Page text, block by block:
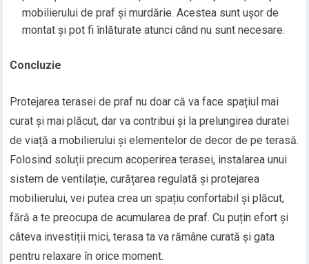
mobilierului de praf și murdărie. Acestea sunt ușor de
montat și pot fi înlăturate atunci când nu sunt necesare.
Concluzie
Protejarea terasei de praf nu doar că va face spațiul mai
curat și mai plăcut, dar va contribui și la prelungirea duratei
de viață a mobilierului și elementelor de decor de pe terasă.
Folosind soluții precum acoperirea terasei, instalarea unui
sistem de ventilație, curățarea regulată și protejarea
mobilierului, vei putea crea un spațiu confortabil și plăcut,
fără a te preocupa de acumularea de praf. Cu puțin efort și
câteva investiții mici, terasa ta va rămâne curată și gata
pentru relaxare în orice moment.